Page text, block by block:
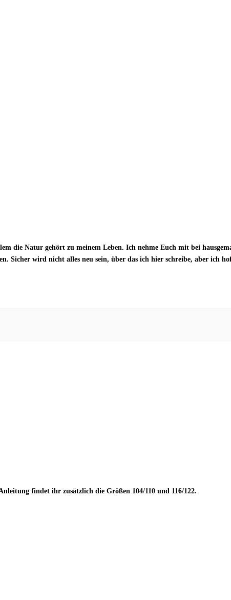
die Natur gehört zu meinem Leben. Ich nehme Euch mit bei
Sicher wird nicht alles neu sein, über das ich hier schreibe, aber ich
findet ihr zusätzlich die Größen 104/110 und 116/122.